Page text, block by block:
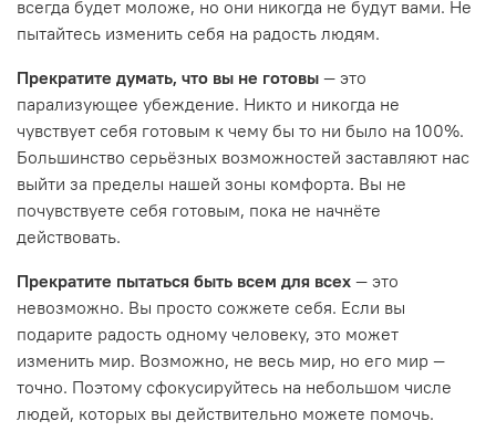
всегда будет моложе, но они никогда не будут вами. Не
пытайтесь изменить себя на радость людям.
Прекратите думать, что вы не готовы — это
парализующее убеждение. Никто и никогда не
чувствует себя готовым к чему бы то ни было на 100%.
Большинство серьёзных возможностей заставляют нас
выйти за пределы нашей зоны комфорта. Вы не
почувствуете себя готовым, пока не начнёте
действовать.
Прекратите пытаться быть всем для всех — это
невозможно. Вы просто сожжете себя. Если вы
подарите радость одному человеку, это может
изменить мир. Возможно, не весь мир, но его мир —
точно. Поэтому сфокусируйтесь на небольшом числе
людей, которых вы действительно можете помочь.